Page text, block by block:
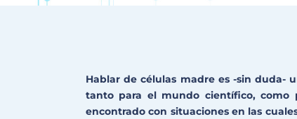
Hablar de células madre es -sin duda-
tanto para el mundo científico, como
encontrado con situaciones en las